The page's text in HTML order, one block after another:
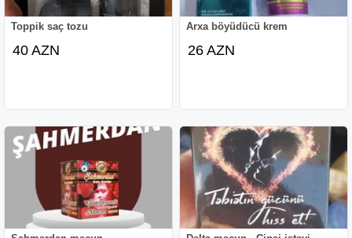
Toppik saç tozu
40 AZN
Arxa böyüdücü krem
26 AZN